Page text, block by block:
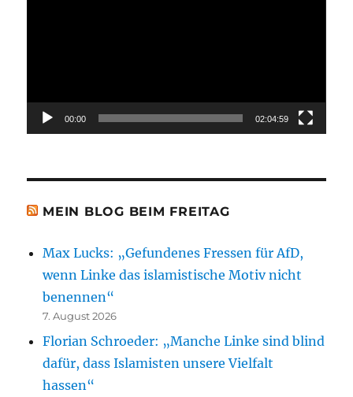
00:00 02:04:59
MEIN BLOG BEIM FREITAG
Max Lucks: „Gefundenes Fressen für AfD,
wenn Linke das islamistische Motiv nicht
benennen“
7. August 2026
Florian Schroeder: „Manche Linke sind blind
dafür, dass Islamisten unsere Vielfalt
hassen“